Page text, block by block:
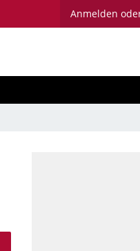
Anmelden